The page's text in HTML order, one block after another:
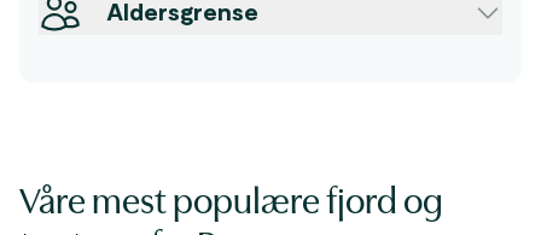
Aldersgrense
Våre mest populære fjord og